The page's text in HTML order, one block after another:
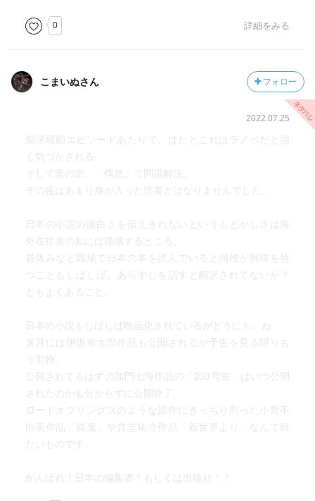
0 詳細をみる
こまいぬさん フォロー
2022.07.25
痴漢騒動エピソードあたりで、はたとこれはラノベだと強
く気づかされる。
そして案の定、「偶然」で問題解決。
その後はあまり身が入った読書とはなりませんでした。
日本の小説の面白さを伝えきれないというもどかしさは海
外在住者の私には痛感するところ。
昼休みなど職場で日本の本を読んでいると同僚が興味を持
つこともしばしば。あらすじを話すと翻訳されてないか？
ともよくあること。
日本の小説もしばしば映画化されているがどうにも、ね
来月には伊坂幸太郎作品も公開されるが予告を見る限りも
う別物。
公開されてるはずの加門七海作品の「203号室」はいつ公開
されたのかも分からずに公開終了。
ロードオブリングスのような原作にきっちり則った小野不
由美作品「屍鬼」や貴志祐介作品「新世界より」なんて観
たいものです。
がんばれ！日本の編集者！もしくは出版社！！